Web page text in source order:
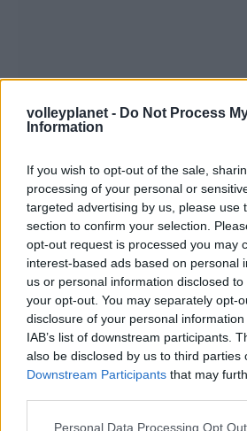
volleyplanet - Do Not Process
Information
If you wish to opt-out of the sale,
processing of your personal or
targeted advertising by us, please use
section to confirm your selection.
opt-out request is processed you may
interest-based ads based on personal
us or personal information disclosed
your opt-out. You may separately opt-
disclosure of your personal
IAB’s list of downstream participants.
also be disclosed by us to third parties
Downstream Participants that may
Please note that this website/app uses
Personal Data Processing Opt